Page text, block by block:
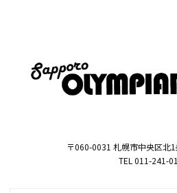
〒060-0031 札幌市中央区北
TEL 011-241-